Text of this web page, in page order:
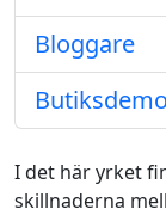
Bloggare
I det här yrket
skillnaderna